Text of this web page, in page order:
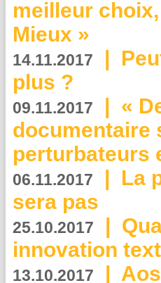
meilleur
Mieux »
14.11.2017 |
plus ?
09.11.2017 | «
documentaire
perturbateurs
06.11.2017 | La
sera pas
25.10.2017 |
innovation
13.10.2017 |